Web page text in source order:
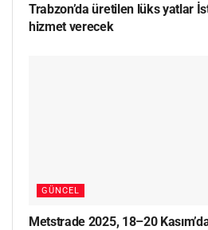
Trabzon’da üretilen lüks yatlar
hizmet verecek
GÜNCEL
Metstrade 2025, 18–20